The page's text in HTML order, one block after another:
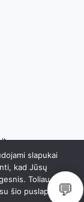
slapukai
kad Jūsų
Toliau
šio puslapio
💬